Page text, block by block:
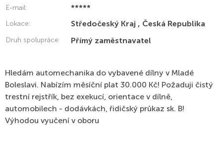
E-mail: *****
Lokace: Středočeský Kraj , Česká Republika
Druh spolupráce: Přímý zaměstnavatel
Hledám automechanika do vybavené dílny v Mladé
Boleslavi. Nabízím měsíční plat 30.000 Kč! Požaduji čistý
trestní rejstřík, bez exekucí, orientace v dílně,
automobilech - dodávkách, řidičský průkaz sk. B!
Výhodou vyučení v oboru